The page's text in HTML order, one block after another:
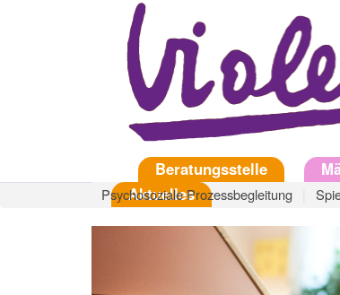
StartseiteBeratungsstelle
Psychosoziale Prozessbegleitung
Aktuelles